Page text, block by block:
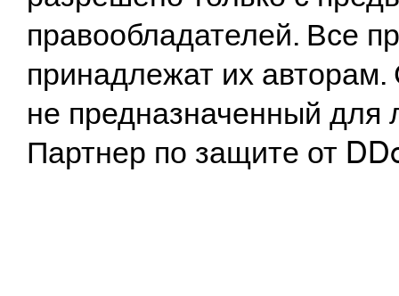
правообладателей. Все
принадлежат их
не предназначенный
Партнер по защите от